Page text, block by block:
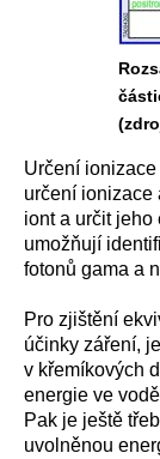
Určení
určení ionizace
iont a určit jeho
umožňují
fotonů gama a
Pro zjištění
účinky záření,
v křemíkových
energie ve
Pak je ještě
uvolněnou